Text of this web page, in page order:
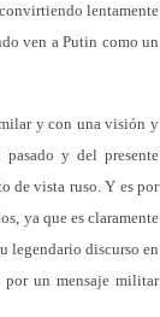
lentamente
ven a Putin como un
y con una visión y
y del presente
de vista ruso. Y es por
ya que es claramente
legendario discurso en
por un mensaje militar